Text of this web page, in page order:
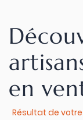
en
Résultat de